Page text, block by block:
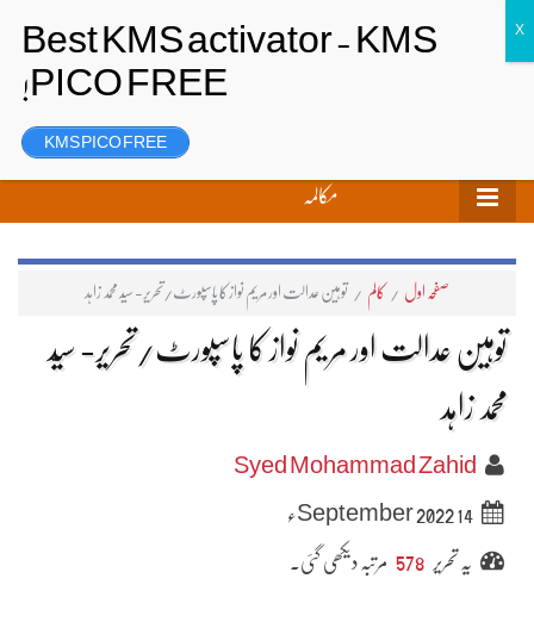
رجسٹر
مکالمہ
صفحہ اول / کالم / توہین عدالت اور مریم نواز کا پاسپورٹ/تحریر- سیّد محمد زاہد
توہین عدالت اور مریم نواز کا پاسپورٹ/تحریر- سیّد
محمد زاہد
Syed Mohammad Zahid
14 September 2022ء
یہ تحریر 578 مرتبہ دیکھی گئی۔
KMS PICO FREE